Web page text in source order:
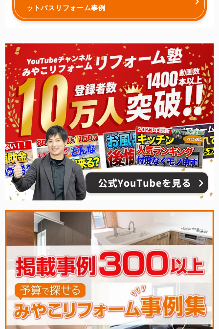
ットバスリフォーム事例